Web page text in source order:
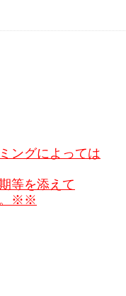
ングによっては
等を添えて
。※※